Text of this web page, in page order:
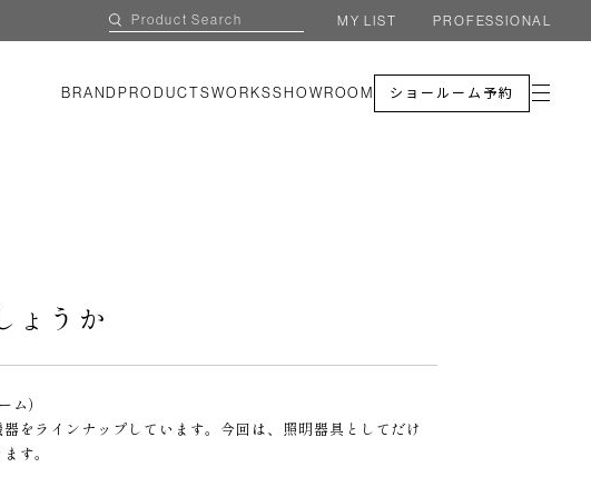
MY LIST PROFESSIONAL
BRAND PRODUCTSWORKSSHOWROOM ショールーム予約
ょうか
）
をラインナップしています。今回は、照明器具としてだけ
す。